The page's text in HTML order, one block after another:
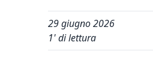
29 giugno 2026
1' di lettura